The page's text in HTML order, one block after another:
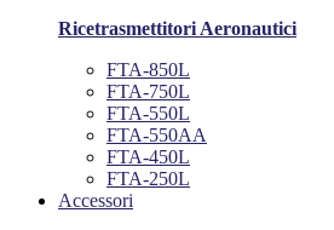
Ricetrasmettitori Aeronautici
FTA-850L
FTA-750L
FTA-550L
FTA-550AA
FTA-450L
FTA-250L
Accessori